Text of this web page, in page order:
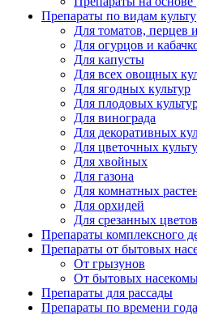
Препараты по видам
Для томатов, перцев
Для огурцов и
Для капусты
Для всех овощных
Для ягодных культур
Для плодовых
Для винограда
Для декоративных
Для цветочных
Для хвойных
Для газона
Для комнатных
Для орхидей
Для срезанных цветов
Препараты комплексного
Препараты от бытовых
От грызунов
От бытовых
Препараты для рассады
Препараты по времени года